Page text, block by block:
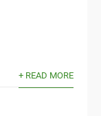
+ READ MORE